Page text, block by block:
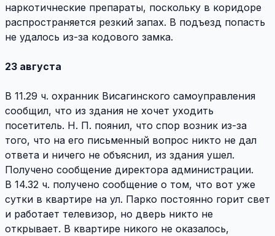
наркотичнеские препараты, поскольку в коридоре
распространяется резкий запах. В подъезд попасть
не удалось из-за кодового замка.
23 августа
В 11.29 ч. охранник Висагинского самоуправления
сообщил, что из здания не хочет уходить
посетитель. Н. П. поянил, что спор возник из-за
того, что на его письменный вопрос никто не дал
ответа и ничего не объяснил, из здания ушел.
Получено сообщение директора администрации.
В 14.32 ч. получено сообщение о том, что вот уже
сутки в квартире на ул. Парко постоянно горит свет
и работает телевизор, но дверь никто не
открывает. В квартире никого не оказалось,